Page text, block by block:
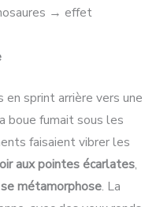
→ effet
sprint arrière vers une
boue fumait sous les
faisaient vibrer les
aux pointes écarlates,
métamorphose. La